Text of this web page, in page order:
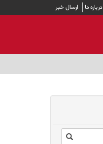
درباره ما ارسال خبر